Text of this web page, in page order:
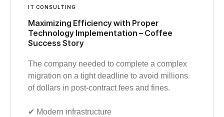
IT CONSULTING
Maximizing Efficiency with Proper
Technology Implementation – Coffee
Success Story
The company needed to complete a complex
migration on a tight deadline to avoid millions
of dollars in post-contract fees and fines.
✔︎ Modern infrastructure